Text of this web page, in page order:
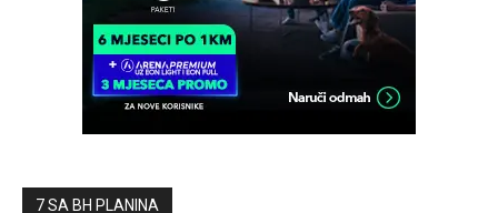
7 SA BH PLANINA